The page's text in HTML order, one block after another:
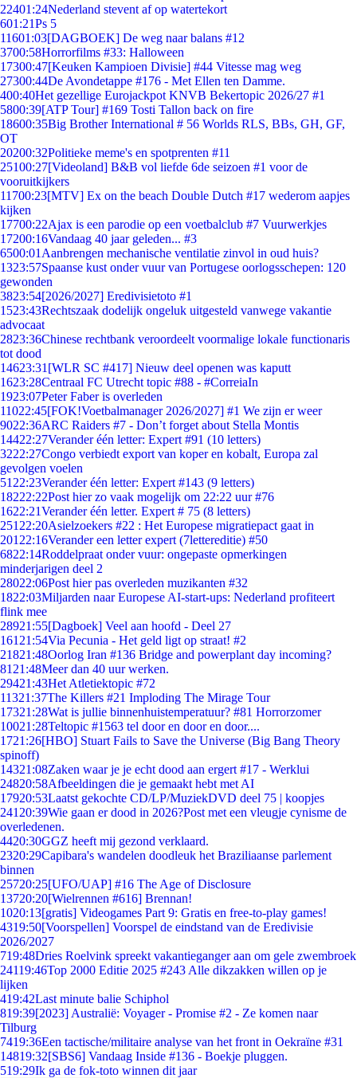
22401:24Nederland stevent af op watertekort
601:21Ps 5
11601:03[DAGBOEK] De weg naar balans #12
3700:58Horrorfilms #33: Halloween
17300:47[Keuken Kampioen Divisie] #44 Vitesse mag weg
27300:44De Avondetappe #176 - Met Ellen ten Damme.
400:40Het gezellige Eurojackpot KNVB Bekertopic 2026/27 #1
5800:39[ATP Tour] #169 Tosti Tallon back on fire
18600:35Big Brother International # 56 Worlds RLS, BBs, GH, GF,
OT
20200:32Politieke meme's en spotprenten #11
25100:27[Videoland] B&B vol liefde 6de seizoen #1 voor de
vooruitkijkers
11700:23[MTV] Ex on the beach Double Dutch #17 wederom aapjes
kijken
17700:22Ajax is een parodie op een voetbalclub #7 Vuurwerkjes
17200:16Vandaag 40 jaar geleden... #3
6500:01 Aanbrengen mechanische ventilatie zinvol in oud huis?
1323:57Spaanse kust onder vuur van Portugese oorlogsschepen: 120
gewonden
3823:54[2026/2027] Eredivisietoto #1
1523:43Rechtszaak dodelijk ongeluk uitgesteld vanwege vakantie
advocaat
2823:36Chinese rechtbank veroordeelt voormalige lokale functionaris
tot dood
14623:31 [WLR SC #417] Nieuw deel openen was kaputt
1623:28Centraal FC Utrecht topic #88 - #CorreiaIn
1923:07Peter Faber is overleden
11022:45[FOK!Voetbalmanager 2026/2027] #1 We zijn er weer
9022:36ARC Raiders #7 - Don’t forget about Stella Montis
14422:27Verander één letter: Expert #91 (10 letters)
3222:27Congo verbiedt export van koper en kobalt, Europa zal
gevolgen voelen
51 22:23Verander één letter: Expert #143 (9 letters)
18222:22Post hier zo vaak mogelijk om 22:22 uur #76
1622:21Verander één letter. Expert # 75 (8 letters)
251 22:20Asielzoekers #22 : Het Europese migratiepact gaat in
201 22:16Verander een letter expert (7lettereditie) #50
6822:14Roddelpraat onder vuur: ongepaste opmerkingen
minderjarigen deel 2
28022:06Post hier pas overleden muzikanten #32
1822:03Miljarden naar Europese AI-start-ups: Nederland profiteert
flink mee
28921:55[Dagboek] Veel aan hoofd - Deel 27
161 21:54Via Pecunia - Het geld ligt op straat! #2
21821:48Oorlog Iran #136 Bridge and powerplant day incoming?
81 21:48Meer dan 40 uur werken.
29421:43Het Atletiektopic #72
11321:37The Killers #21 Imploding The Mirage Tour
17321:28Wat is jullie binnenhuistemperatuur? #81 Horrorzomer
10021:28Teltopic #1563 tel door en door en door....
1721:26[HBO] Stuart Fails to Save the Universe (Big Bang Theory
spinoff)
14321:08Zaken waar je je echt dood aan ergert #17 - Werklui
24820:58Afbeeldingen die je gemaakt hebt met AI
17920:53Laatst gekochte CD/LP/MuziekDVD deel 75 | koopjes
241 20:39Wie gaan er dood in 2026?Post met een vleugje cynisme de
overledenen.
4420:30GGZ heeft mij gezond verklaard.
2320:29Capibara's wandelen doodleuk het Braziliaanse parlement
binnen
25720:25[UFO/UAP] #16 The Age of Disclosure
13720:20[Wielrennen #616] Brennan!
1020:13[gratis] Videogames Part 9: Gratis en free-to-play games!
4319:50[Voorspellen] Voorspel de eindstand van de Eredivisie
2026/2027
719:48Dries Roelvink spreekt vakantieganger aan om gele zwembroek
24119:46Top 2000 Editie 2025 #243 Alle dikzakken willen op je
lijken
419:42Last minute balie Schiphol
819:39[2023] Australië: Voyager - Promise #2 - Ze komen naar
Tilburg
7419:36Een tactische/militaire analyse van het front in Oekraïne #31
14819:32[SBS6] Vandaag Inside #136 - Boekje pluggen.
519:29Ik ga de fok-toto winnen dit jaar